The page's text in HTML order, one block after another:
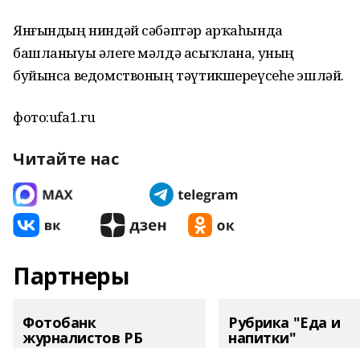
Янғындың ниндәй сәбәптәр арҡаһында
башланыуы әлеге мәлдә асыҡлана, уның
буйынса ведомствоның тәүтикшереүсеһе эшләй.
фото:ufa1.ru
Читайте нас
Партнеры
Фотобанк
журналистов РБ
Рубрика "Еда и
напитки"